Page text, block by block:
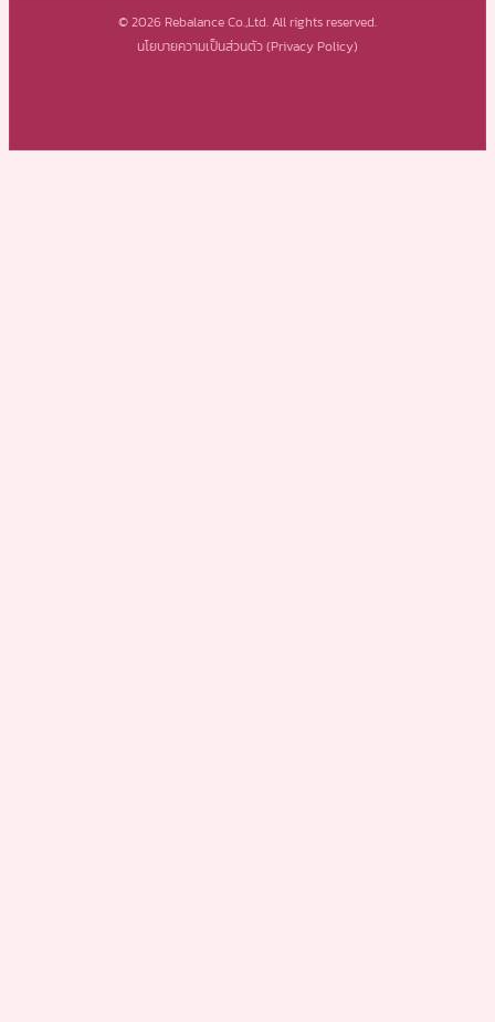
© 2026 Rebalance Co.,Ltd. All rights reserved.
นโยบายความเป็นส่วนตัว (Privacy Policy)